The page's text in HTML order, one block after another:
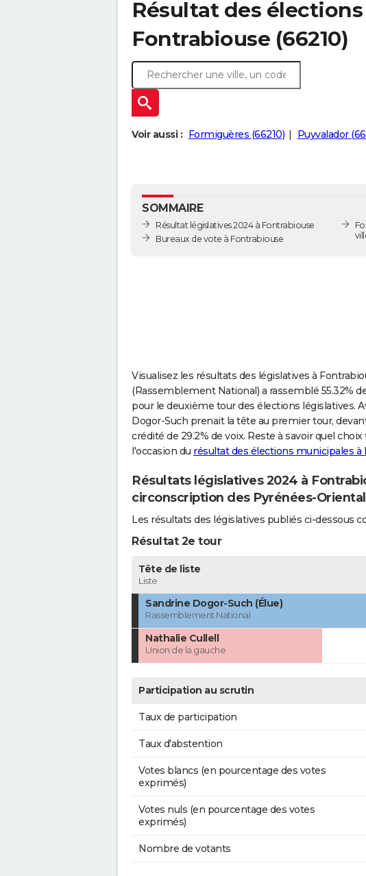
Résultat des
Fontrabiouse (66210)
Voir aussi : Formiguères (66210) Puyvalador
SOMMAIRE
Résultat législatives 2024 à Fontrabiouse
Bureaux de vote à Fontrabiouse
Visualisez les résultats des législatives à
(Rassemblement National) a rassemblé 55.32%
pour le deuxième tour des élections législatives.
Dogor-Such prenait la tête au premier tour,
crédité de 29.2% de voix. Reste à savoir quel
l'occasion du résultat des élections municipales à
Résultats législatives 2024 à
circonscription des Pyrénées-
Les résultats des législatives publiés ci-dessous
Résultat 2e tour
Tête de liste
Liste
Sandrine Dogor-Such (Élue)
Rassemblement National
Nathalie Cullell
Union de la gauche
Participation au scrutin
Taux de participation
Taux d'abstention
Votes blancs (en pourcentage des votes
exprimés)
Votes nuls (en pourcentage des votes
exprimés)
Nombre de votants